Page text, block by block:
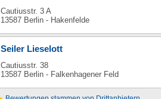
Cautiusstr. 3 A
13587 Berlin - Hakenfelde
Seiler Lieselott
Cautiusstr. 38
13587 Berlin - Falkenhagener Feld